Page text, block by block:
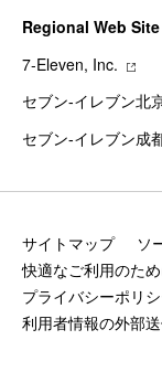
Regional Web Site
7‐Eleven, Inc.
セブン‐イレブン北
セブン‐イレブン成
サイトマップ
ソ
快適なご利用のた
プライバシーポリ
利用者情報の外部